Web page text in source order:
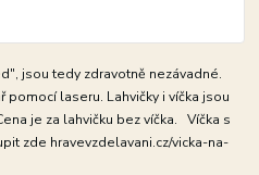
jsou tedy zdravotně nezávadné.
pomocí laseru. Lahvičky i víčka jsou
je za lahvičku bez víčka. Víčka s
zde hravevzdelavani.cz/vicka-na-